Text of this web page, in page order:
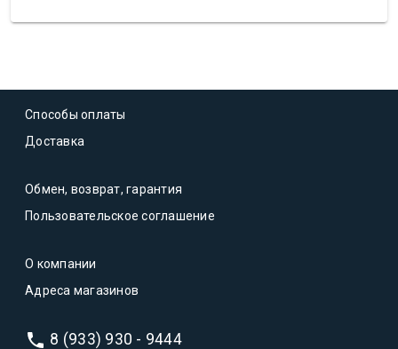
Способы оплаты
Доставка
Обмен, возврат, гарантия
Пользовательское соглашение
О компании
Адреса магазинов
8 (933) 930 - 9444